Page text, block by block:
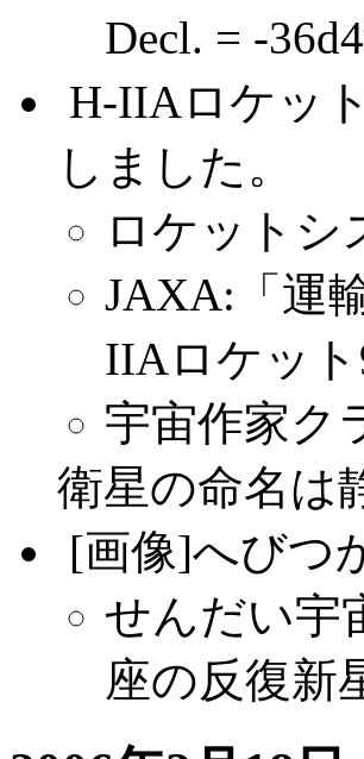
Decl. = -
H-IIAロケッ
しました。
ロケットシ
JAXA:「運
IIAロケッ
宇宙作家
衛星の命名は
[画像]へびつ
せんだい宇
座の反復新